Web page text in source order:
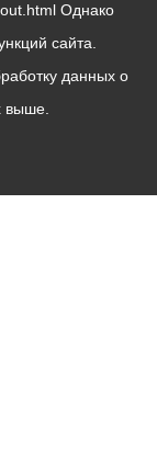
Однако
сайта.
данных о
выше.